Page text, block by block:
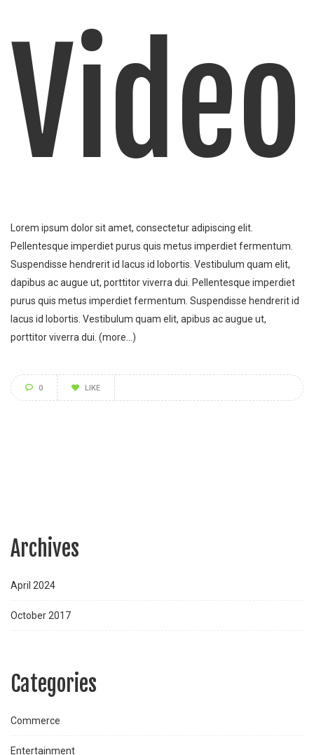
Video
Lorem ipsum dolor sit amet, consectetur adipiscing elit.
Pellentesque imperdiet purus quis metus imperdiet fermentum.
Suspendisse hendrerit id lacus id lobortis. Vestibulum quam elit,
dapibus ac augue ut, porttitor viverra dui. Pellentesque imperdiet
purus quis metus imperdiet fermentum. Suspendisse hendrerit id
lacus id lobortis. Vestibulum quam elit, apibus ac augue ut,
porttitor viverra dui. (more…)
0 LIKE
Archives
April 2024
October 2017
Categories
Commerce
Entertainment